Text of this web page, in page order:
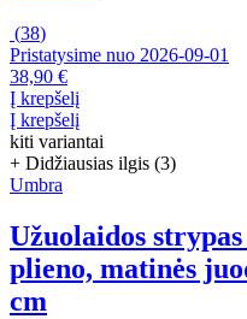
(38)
Pristatysime nuo 2026‑09‑01
38,90 €
Į krepšelį
Į krepšelį
kiti variantai
+ Didžiausias ilgis (3)
Umbra
Užuolaidos
plieno, matinės
cm